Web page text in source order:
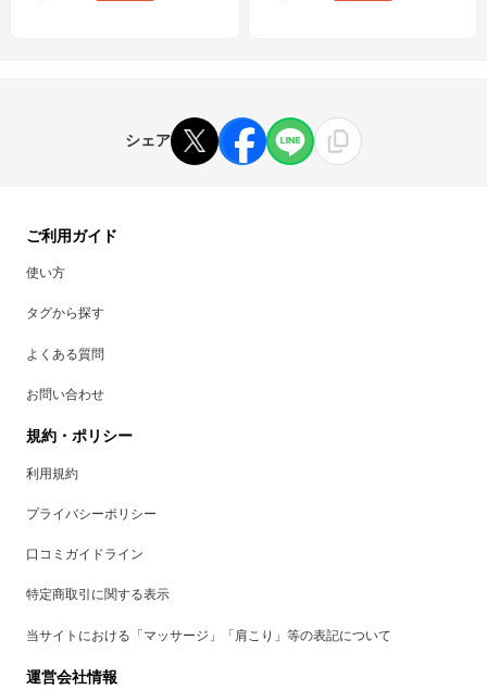
シェア
ご利用ガイド
使い方
タグから探す
よくある質問
お問い合わせ
規約・ポリシー
利用規約
プライバシーポリシー
口コミガイドライン
特定商取引に関する表示
当サイトにおける「マッサージ」「肩こり」等の表記について
運営会社情報